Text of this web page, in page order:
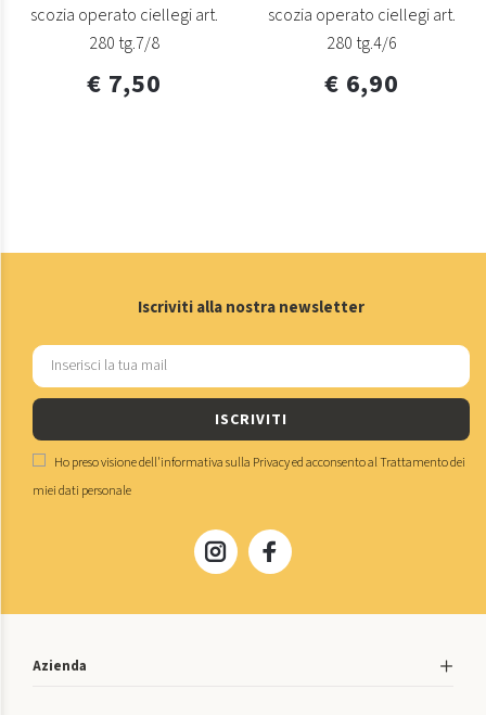
scozia operato ciellegi art.
280 tg.7/8
€ 7,50
scozia operato ciellegi art.
280 tg.4/6
€ 6,90
Iscriviti alla nostra newsletter
ISCRIVITI
Ho preso visione dell'informativa sulla Privacyed acconsento alTrattamento dei
miei dati personale
Azienda